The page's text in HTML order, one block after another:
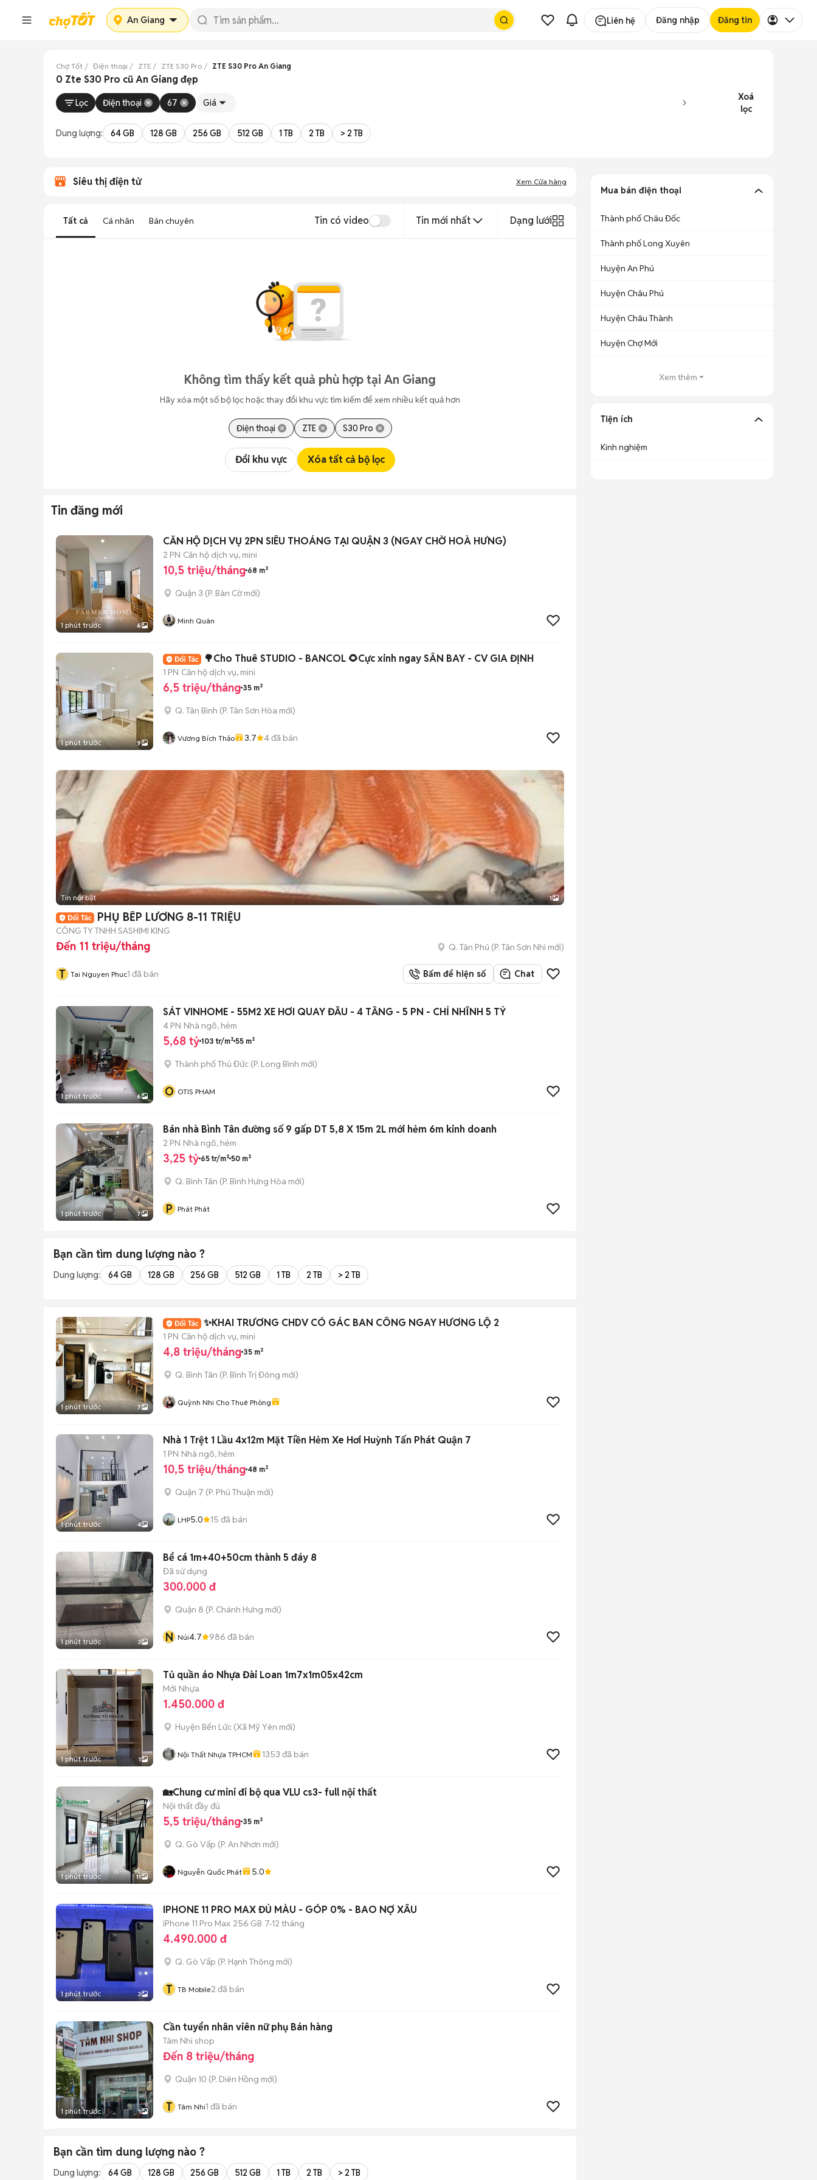
An Giang Liên hệ Đăng nhập Đăng tin
Chợ Tốt Điện thoại ZTE ZTE S30 Pro ZTE S30 Pro An Giang
0 Zte S30 Pro cũ An Giang đẹp
Lọc Điện thoại 67 Giá
Xoá
lọc
Dung lượng: 64 GB 128 GB 256 GB 512 GB 1 TB 2 TB > 2 TB
Siêu thị điện tử Xem Cửa hàng
Tất cả Cá nhân Bán chuyên Tin có video Tin mới nhất Dạng lưới
Không tìm thấy kết quả phù hợp tại An Giang
Hãy xóa một số bộ lọc hoặc thay đổi khu vực tìm kiếm để xem nhiều kết quả hơn
Điện thoại ZTE S30 Pro
Đổi khu vực Xóa tất cả bộ lọc
Tin đăng mới
1 phút trước 6
CĂN HỘ DỊCH VỤ 2PN SIÊU THOÁNG TẠI QUẬN 3 (NGAY CHỜ HOÀ HƯNG)
2 PN Căn hộ dịch vụ, mini
10,5 triệu/tháng 68 m²
Quận 3 (P. Bàn Cờmới)
Minh Quân
1 phút trước 9
🌳Cho Thuê STUDIO - BANCOL 🌻Cực xinh ngay SÂN BAY - CV GIA ĐỊNH
1 PN Căn hộ dịch vụ, mini
6,5 triệu/tháng 35 m²
Q. Tân Bình (P. Tân Sơn Hòa mới)
Vương Bích Thảo 3.7 4đã bán
Tin nổi bật 1
PHỤ BẾP LƯƠNG 8-11 TRIỆU
CÔNG TY TNHH SASHIMI KING
Đến 11 triệu/tháng Q. Tân Phú (P. Tân Sơn Nhì mới)
T Tai Nguyen Phuc1 đã bán Bấm để hiện số Chat
1 phút trước 6
SÁT VINHOME - 55M2 XE HƠI QUAY ĐẦU - 4 TẦNG - 5 PN - CHỈ NHĨNH 5 TỶ
4 PN Nhà ngõ, hẻm
5,68 tỷ 103 tr/m² 55 m²
Thành phố Thủ Đức (P. Long Bình mới)
O OTIS PHAM
1 phút trước 7
Bán nhà Bình Tân đường số 9 gấp DT 5,8 X 15m 2L mới hẻm 6m kinh doanh
2 PN Nhà ngõ, hẻm
3,25 tỷ 65 tr/m² 50 m²
Q. Bình Tân (P. Bình Hưng Hòa mới)
P Phát Phát
Bạn cần tìm dung lượng nào ?
Dung lượng: 64 GB 128 GB 256 GB 512 GB 1 TB 2 TB > 2 TB
1 phút trước 7
✨KHAI TRƯƠNG CHDV CÓ GÁC BAN CÔNG NGAY HƯƠNG LỘ 2
1 PN Căn hộ dịch vụ, mini
4,8 triệu/tháng 35 m²
Q. Bình Tân (P. Bình Trị Đông mới)
Quỳnh Nhi Cho Thuê Phòng
1 phút trước 4
Nhà 1 Trệt 1 Lầu 4x12m Mặt Tiền Hẻm Xe Hơi Huỳnh Tấn Phát Quận 7
1 PN Nhà ngõ, hẻm
10,5 triệu/tháng 48 m²
Quận 7 (P. Phú Thuận mới)
LHP5.0 15 đã bán
1 phút trước 3
Bể cá 1m+40+50cm thành 5 đáy 8
Đã sử dụng
300.000 đ
Quận 8 (P. Chánh Hưng mới)
N Núi4.7 986 đã bán
1 phút trước 1
Tủ quần áo Nhựa Đài Loan 1m7x1m05x42cm
Mới Nhựa
1.450.000 đ
Huyện Bến Lức (Xã Mỹ Yên mới)
Nội Thất Nhựa TPHCM 1353 đã bán
1 phút trước 11
🏡Chung cư mini đi bộ qua VLU cs3- full nội thất
Nội thất đầy đủ
5,5 triệu/tháng 35 m²
Q. Gò Vấp (P. An Nhơn mới)
Nguyễn Quốc Phát 5.0
1 phút trước 3
IPHONE 11 PRO MAX ĐỦ MÀU - GÓP 0% - BAO NỢ XẤU
iPhone 11 Pro Max 256 GB 7-12 tháng
4.490.000 đ
Q. Gò Vấp (P. Hạnh Thông mới)
T TB Mobile2 đã bán
1 phút trước 1
Cần tuyển nhân viên nữ phụ Bán hàng
Tâm Nhi shop
Đến 8 triệu/tháng
Quận 10 (P. Diên Hồng mới)
T Tâm Nhi1 đã bán
Bạn cần tìm dung lượng nào ?
Dung lượng: 64 GB 128 GB 256 GB 512 GB 1 TB 2 TB > 2 TB
Mua bán điện thoại
Thành phố Châu Đốc
Thành phố Long Xuyên
Huyện An Phú
Huyện Châu Phú
Huyện Châu Thành
Huyện Chợ Mới
Xem thêm
Tiện ích
Kinh nghiệm